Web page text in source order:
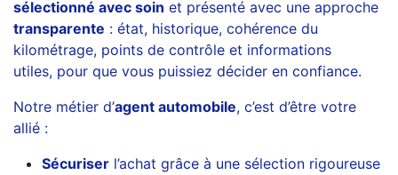
sélectionné avec soin et présenté avec une approche
transparente : état, historique, cohérence du
kilométrage, points de contrôle et informations
utiles, pour que vous puissiez décider en confiance.
Notre métier d’agent automobile, c’est d’être votre
allié :
Sécuriser l’achat grâce à une sélection rigoureuse